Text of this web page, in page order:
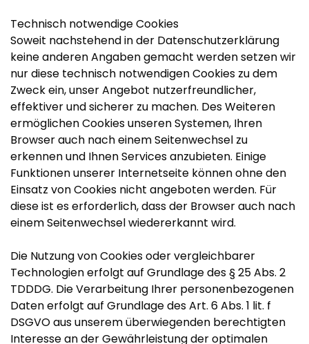
Technisch notwendige Cookies
Soweit nachstehend in der Datenschutzerklärung
keine anderen Angaben gemacht werden setzen wir
nur diese technisch notwendigen Cookies zu dem
Zweck ein, unser Angebot nutzerfreundlicher,
effektiver und sicherer zu machen. Des Weiteren
ermöglichen Cookies unseren Systemen, Ihren
Browser auch nach einem Seitenwechsel zu
erkennen und Ihnen Services anzubieten. Einige
Funktionen unserer Internetseite können ohne den
Einsatz von Cookies nicht angeboten werden. Für
diese ist es erforderlich, dass der Browser auch nach
einem Seitenwechsel wiedererkannt wird.
Die Nutzung von Cookies oder vergleichbarer
Technologien erfolgt auf Grundlage des § 25 Abs. 2
TDDDG. Die Verarbeitung Ihrer personenbezogenen
Daten erfolgt auf Grundlage des Art. 6 Abs. 1 lit. f
DSGVO aus unserem überwiegenden berechtigten
Interesse an der Gewährleistung der optimalen